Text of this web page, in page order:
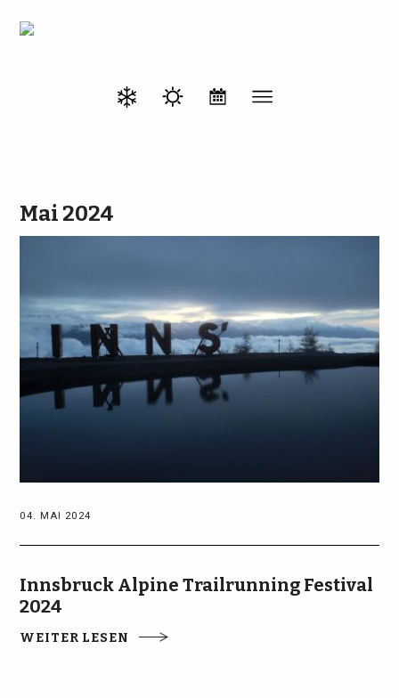
Mai 2024
04. MAI 2024
Innsbruck Alpine Trailrunning Festival
2024
WEITER LESEN